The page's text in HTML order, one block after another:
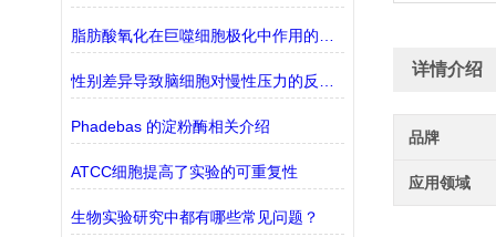
Phadebas 的淀粉酶相关介绍
ATCC细胞提高了实验的可重复性
生物实验研究中都有哪些常见问题？
详情介绍
品牌
应用领域